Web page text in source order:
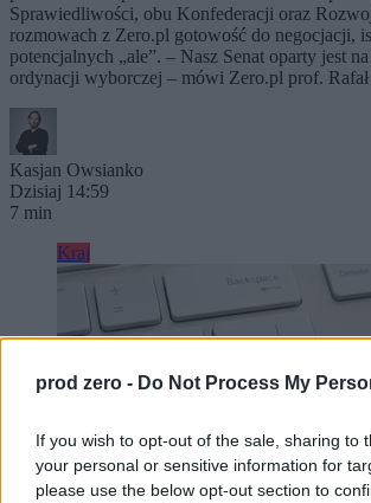
prod zero - Do Not Process My
If you wish to opt-out of the sale, sharing to
your personal or sensitive information for
please use the below opt-out section to
Sprawiedliwości, obu Konfederacji oraz
rozmowach z Zero.pl gotowość do negocjacji,
potencjalnych „ale”. – Nasz Senat oparty jest
ordynacji wyborczej – mówi Zero.pl prof.
Kasjan Owsianko
Dzisiaj 14:59
7 min
Kraj